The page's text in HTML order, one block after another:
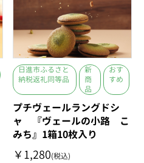
日進市ふるさと
納税返礼同等品
新
商
品
おす
すめ
プチヴェールラングドシ
ャ 『ヴェールの小路 こ
みち』1箱10枚入り
￥1,280(税込)